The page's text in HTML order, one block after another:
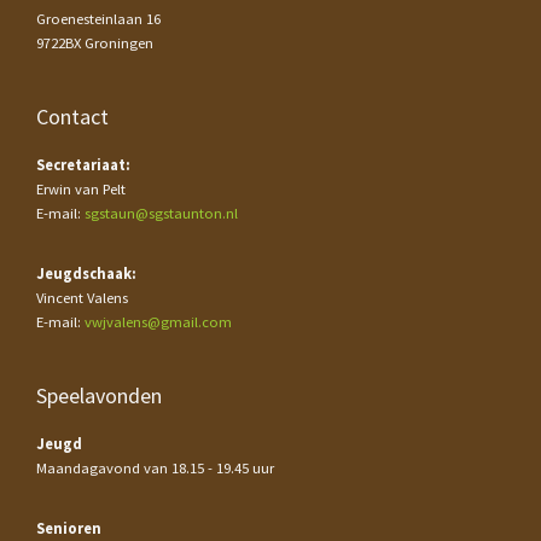
Groenesteinlaan 16
9722BX Groningen
Contact
Secretariaat:
Erwin van Pelt
E-mail: sgstaun@sgstaunton.nl
Jeugdschaak:
Vincent Valens
E-mail: vwjvalens@gmail.com
Speelavonden
Jeugd
Maandagavond van 18.15 - 19.45 uur
Senioren